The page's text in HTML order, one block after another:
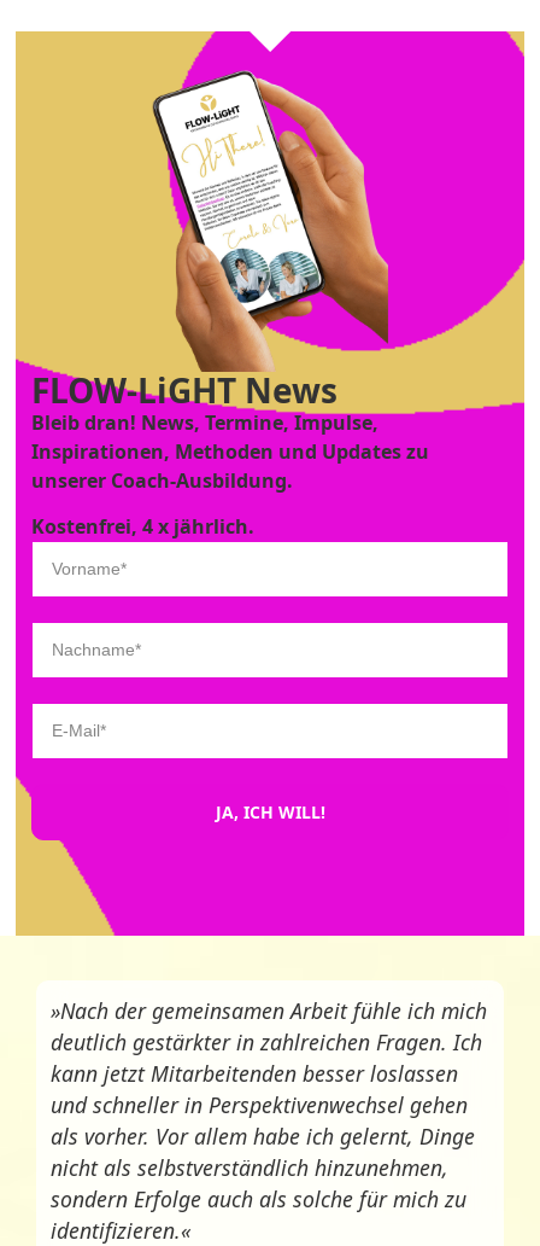
FLOW-LiGHT News
Bleib dran! News, Termine, Impulse,
Inspirationen, Methoden und Updates zu
unserer Coach-Ausbildung.
Kostenfrei, 4 x jährlich.
JA, ICH WILL!
»Nach der gemeinsamen Arbeit fühle ich mich
deutlich gestärkter in zahlreichen Fragen. Ich
kann jetzt Mitarbeitenden besser loslassen
und schneller in Perspektivenwechsel gehen
als vorher. Vor allem habe ich gelernt, Dinge
nicht als selbstverständlich hinzunehmen,
sondern Erfolge auch als solche für mich zu
identifizieren.«